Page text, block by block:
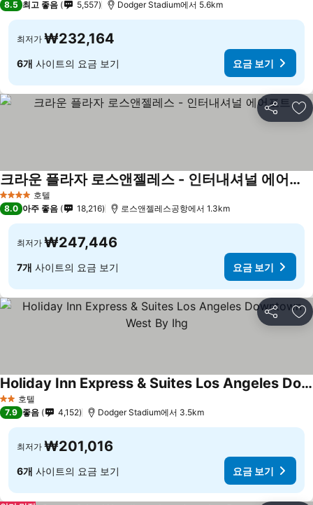
8.5 최고 좋음 5,557 Dodger Stadium에서 5.6km
최저가 ₩232,164
6개 사이트의 요금 보기 요금 보기
공유 즐
4 성급 호텔
크라운 플라자 로스앤젤레스 - 인터내셔널 에어포트
8.0 아주 좋음 18,216 로스앤젤레스공항에서 1.3km
최저가 ₩247,446
7개 사이트의 요금 보기 요금 보기
공유 즐
2 성급호텔
Holiday Inn Express & Suites Los Angeles Downtown West By Ihg
7.9 좋음 4,152 Dodger Stadium에서 3.5km
최저가 ₩201,016
6개 사이트의 요금 보기 요금 보기